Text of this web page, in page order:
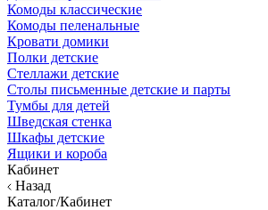
Комоды классические
Комоды пеленальные
Кровати домики
Полки детские
Стеллажи детские
Столы письменные детские и парты
Тумбы для детей
Шведская стенка
Шкафы детские
Ящики и короба
Кабинет
Назад
Каталог/Кабинет